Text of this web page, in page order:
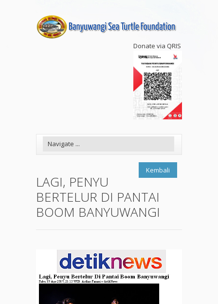
Donate via QRIS
Kembali
LAGI, PENYU
BERTELUR DI PANTAI
BOOM BANYUWANGI